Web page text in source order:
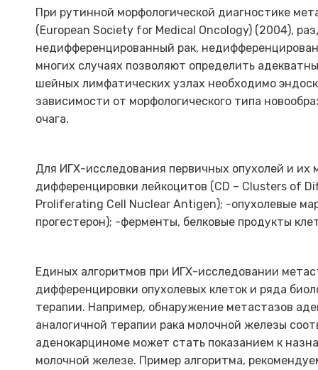
При рутинной морфологической диагностике
(European Society for Medical Oncology) (2004),
недифференцированный рак,
многих случаях позволяют определить
шейных лимфатических узлах необходимо
зависимости от морфологического типа
очага.
Для ИГХ-исследования первичных опухолей и
дифференцировки лейкоцитов (CD – Clusters of
Proliferating Cell Nuclear Antigen); -опухолевые
прогестерон); -ферменты, белковые продукты
Единых алгоритмов при ИГХ-исследовании
дифференцировки опухолевых клеток и ряда
терапии. Например, обнаружение метастазов
аналогичной терапии рака молочной железы
аденокарциноме может стать показанием к
молочной железе. Пример алгоритма,